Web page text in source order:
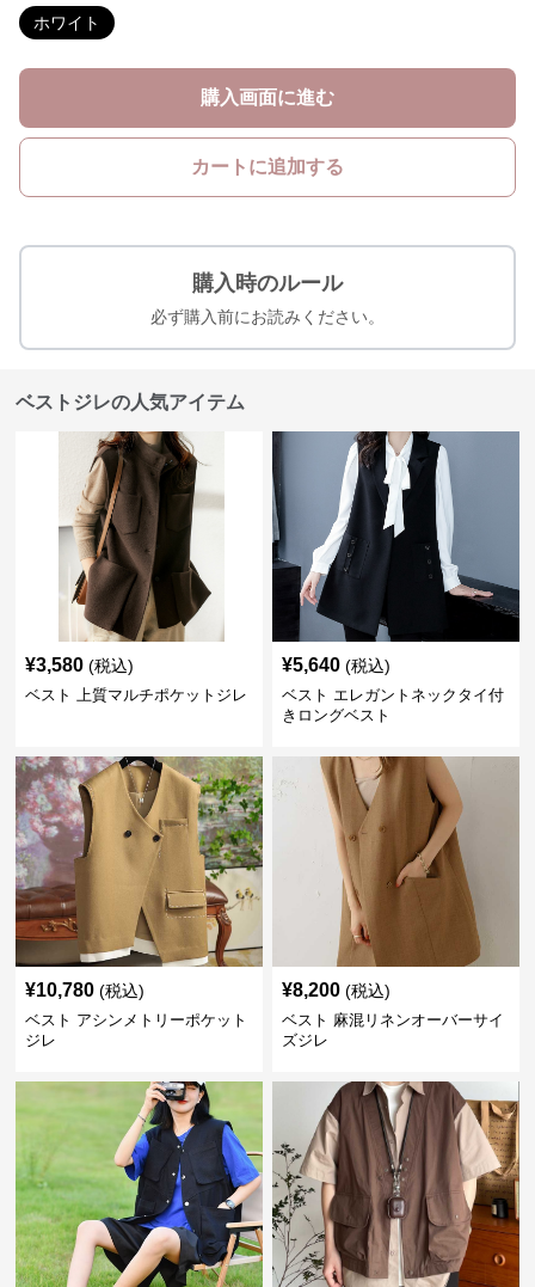
ホワイト
購入画面に進む
カートに追加する
購入時のルール
必ず購入前にお読みください。
ベストジレの人気アイテム
¥3,580 (税込)
ベスト 上質マルチポケットジレ
¥5,640 (税込)
ベスト エレガントネックタイ付
きロングベスト
¥10,780 (税込)
ベスト アシンメトリーポケット
ジレ
¥8,200 (税込)
ベスト 麻混リネンオーバーサイ
ズジレ